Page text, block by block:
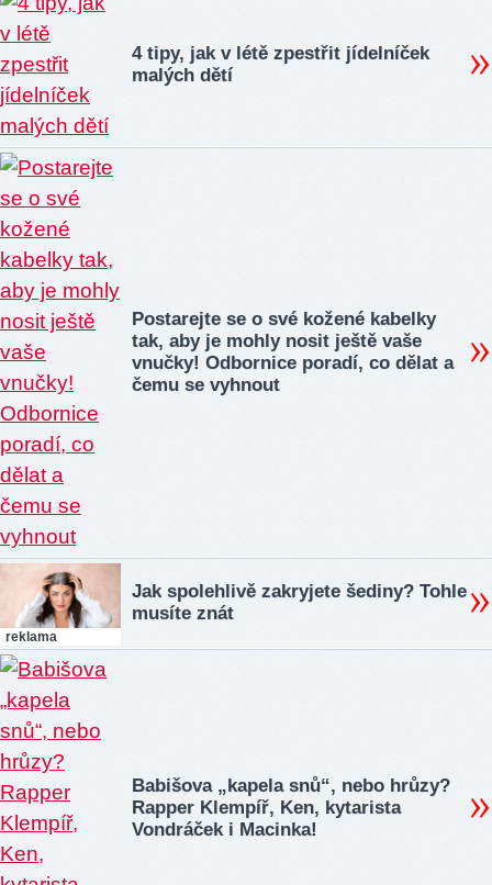
4 tipy, jak v létě zpestřit jídelníček
malých dětí
Postarejte se o své kožené kabelky
tak, aby je mohly nosit ještě vaše
vnučky! Odbornice poradí, co dělat a
čemu se vyhnout
reklama
Jak spolehlivě zakryjete šediny? Tohle
musíte znát
Babišova „kapela snů“, nebo hrůzy?
Rapper Klempíř, Ken, kytarista
Vondráček i Macinka!